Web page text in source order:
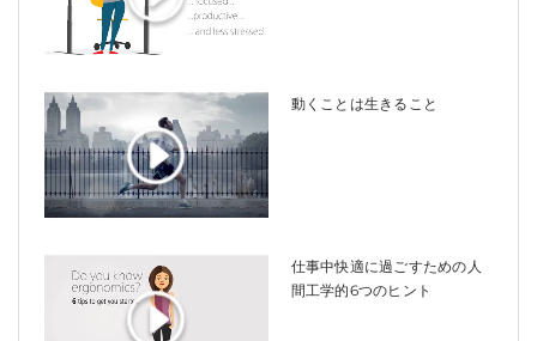
動くことは生きること
仕事中快適に過ごすための人
間工学的6つのヒント